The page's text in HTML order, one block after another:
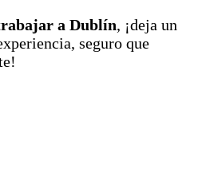
a Dublín, ¡deja un
seguro que